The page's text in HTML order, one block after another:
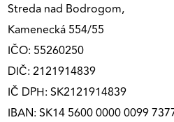
Streda nad Bodrogom,
Kamenecká 554/55
IČO: 55260250
DIČ: 2121914839
IČ DPH: SK2121914839
IBAN: SK14 5600 0000 0099
Google Ads
Poskytovateľ: